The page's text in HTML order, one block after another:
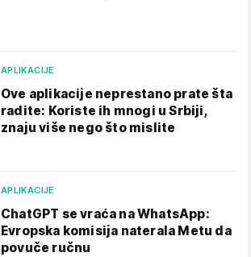
APLIKACIJE
Ove aplikacije neprestano prate šta
radite: Koriste ih mnogi u Srbiji,
znaju više nego što mislite
APLIKACIJE
ChatGPT se vraća na WhatsApp:
Evropska komisija naterala Metu da
povuče ručnu